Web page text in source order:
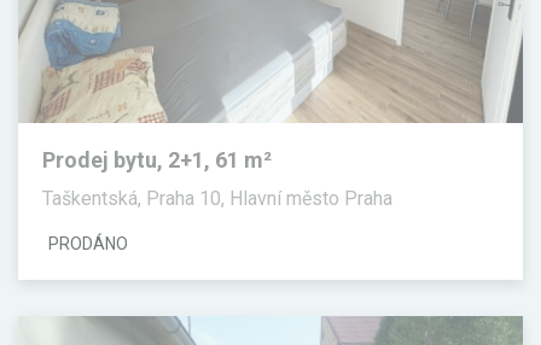
Prodej bytu, 2+1, 61 m²
Taškentská, Praha 10, Hlavní město Praha
PRODÁNO